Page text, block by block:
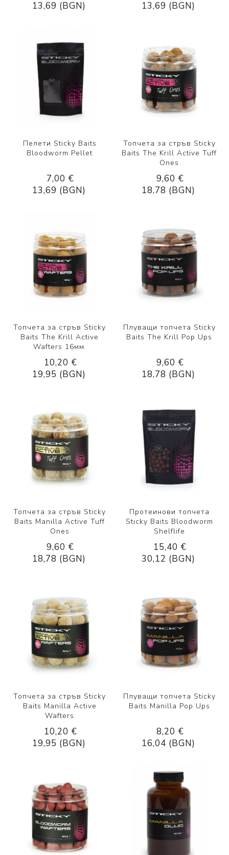
13,69 (BGN)
13,69 (BGN)
Пелети Sticky Baits
Bloodworm Pellet
7,00 €
13,69 (BGN)
Топчета за стръв Sticky
Baits The Krill Active Tuff
Ones
9,60 €
18,78 (BGN)
Топчета за стръв Sticky
Baits The Krill Active
Wafters 16мм.
10,20 €
19,95 (BGN)
Плуващи топчета Sticky
Baits The Krill Pop Ups
9,60 €
18,78 (BGN)
Топчета за стръв Sticky
Baits Manilla Active Tuff
Ones
9,60 €
18,78 (BGN)
Протеинови топчета
Sticky Baits Bloodworm
Shelflife
15,40 €
30,12 (BGN)
Топчета за стръв Sticky
Baits Manilla Active
Wafters
10,20 €
19,95 (BGN)
Плуващи топчета Sticky
Baits Manilla Pop Ups
8,20 €
16,04 (BGN)